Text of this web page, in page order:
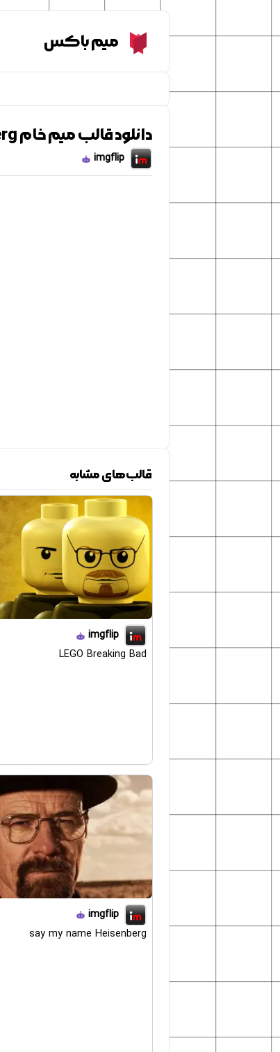
Meme Boxمیم باکس
دانلود قالب میم خام breaking bad heisenberg
imgflip
قالب‌های مشابه
imgflip
LEGO Breaking Bad
imgflip
say my name Heisenberg